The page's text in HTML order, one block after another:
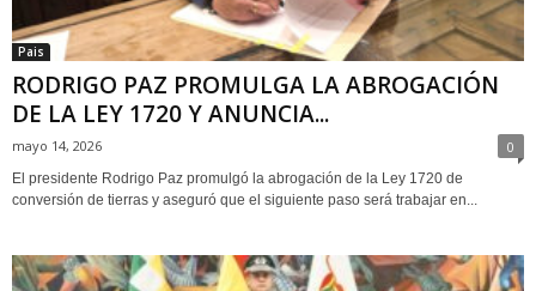
Pais
RODRIGO PAZ PROMULGA LA ABROGACIÓN
DE LA LEY 1720 Y ANUNCIA...
mayo 14, 2026 0
El presidente Rodrigo Paz promulgó la abrogación de la Ley 1720 de
conversión de tierras y aseguró que el siguiente paso será trabajar en...